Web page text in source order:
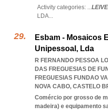
Activity categories: ...
LDA...
Esbam - Mosaicos
Unipessoal, Lda
R FERNANDO PESSOA
DAS FREGUESIAS DE
FREGUESIAS FUNDAO
NOVA CABO, CASTELO
Comércio por grosso de
madeira) e equipamento